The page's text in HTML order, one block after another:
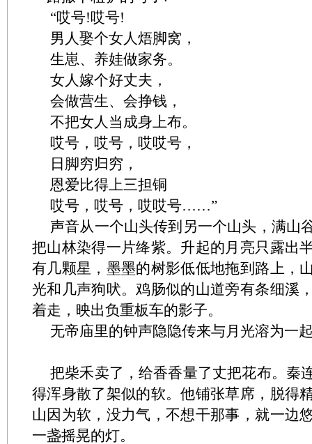
“哎号!哎号!
男人娶个女人焐脚窝，
生崽、养娃做家务。
女人嫁个好丈夫，
会做营生、会挣钱，
不把女人当成身上布。
哎号，哎号，哎哎号，
日脚穷归穷，
恩爱比得上三担铜
哎号，哎号，哎哎号……”
声音从一个山头传到另一个山头，满山
把山林染得一片绛紫。升起的月亮只露出
有几颗星，墨墨的树影低低地拖到路上，
光和几声狗吠。鸡肠似的山道旁有条细溪
着走，映出负重板车的影子。
无帝庙里的钟声隐隐传来与月光溶为一
把柴禾卖了，给香香量了丈把花布。秦
得浑身散了架似的软。他铺张草席，脱得
山因为软，没力气，不想干那事，就一边
一盏摇晃的灯。